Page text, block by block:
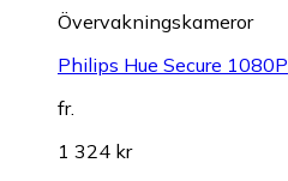
Övervakningskameror
Philips Hue Secure 1080P
fr.
1 324 kr